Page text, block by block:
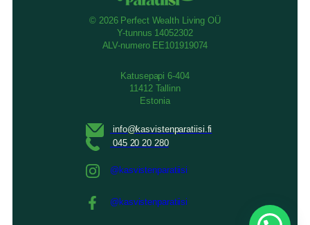
© 2026 Perfect Wealth Living OÜ
Y-tunnus 14052302
ALV-numero EE101919074
Katusepapi 6-404
11412 Tallinn
Estonia
@kasvistenparatiisi
@kasvistenparatiisi